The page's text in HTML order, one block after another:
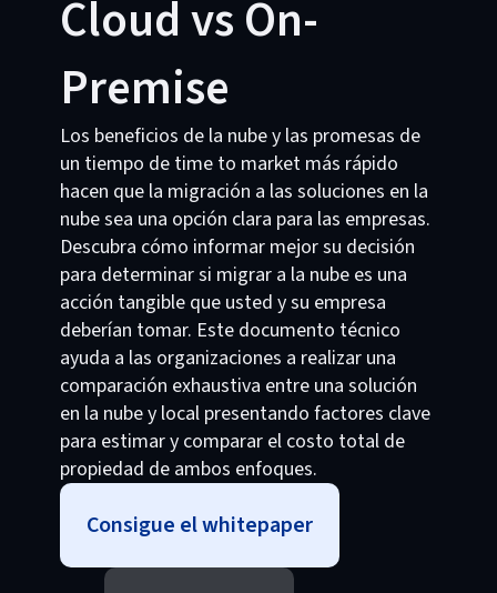
Cloud vs On-
Premise
Los beneficios de la nube y las promesas de
un tiempo de time to market más rápido
hacen que la migración a las soluciones en la
nube sea una opción clara para las empresas.
Descubra cómo informar mejor su decisión
para determinar si migrar a la nube es una
acción tangible que usted y su empresa
deberían tomar. Este documento técnico
ayuda a las organizaciones a realizar una
comparación exhaustiva entre una solución
en la nube y local presentando factores clave
para estimar y comparar el costo total de
propiedad de ambos enfoques.
Consigue el whitepaper